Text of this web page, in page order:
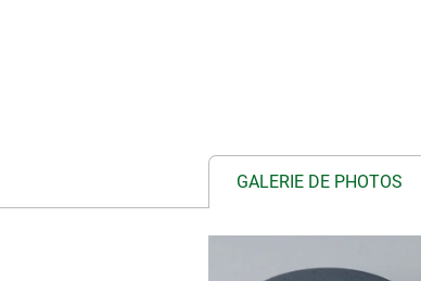
GALERIE DE PHOTOS